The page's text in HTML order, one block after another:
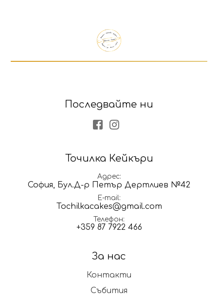
За нас
Контакти
Събития
Точилка Кейкъри
Адрес
София, Бул.Д-р Петър Дертлиев №42
E-mail
Tochilkacakes@gmail.com
Телефон
+359 87 7922 466
Последвайте ни
Facebook